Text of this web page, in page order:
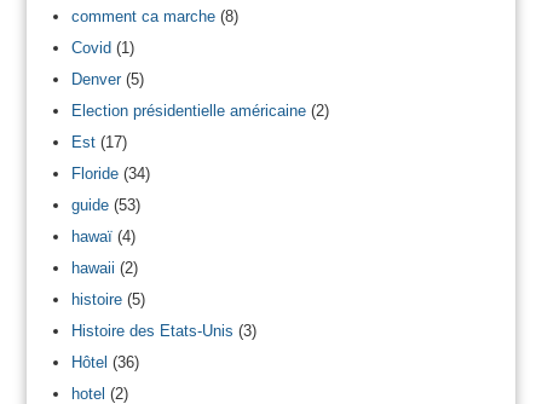
comment ca marche(8)
Covid(1)
Denver(5)
Election présidentielle américaine(2)
Est(17)
Floride(34)
guide(53)
hawaï(4)
hawaii (2)
histoire(5)
Histoire des Etats-Unis (3)
Hôtel (36)
hotel (2)